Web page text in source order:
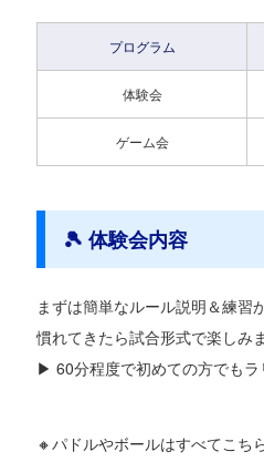
プログラム
体験会
ゲーム会
🎾 体験会内容
まずは簡単なルール説明＆練習
慣れてきたら試合形式で楽しみ
▶ 60分程度で初めての方でもラ
🔸パドルやボールはすべてこち